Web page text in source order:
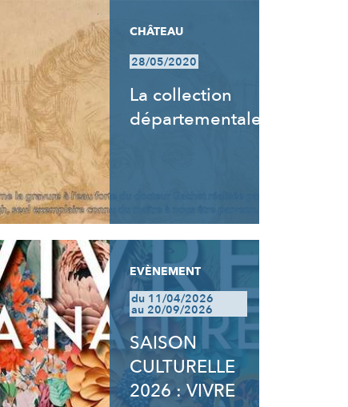
CHÂTEAU
28/05/2020
La collection
départementale
EVÈNEMENT
du 11/04/2026
au 20/09/2026
SAISON
CULTURELLE
2026 : VIVRE